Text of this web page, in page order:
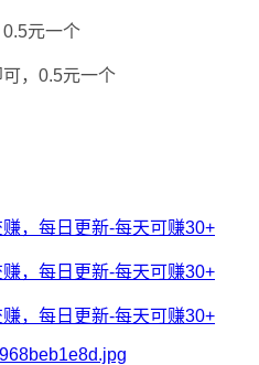
0.5元一个
，0.5元一个